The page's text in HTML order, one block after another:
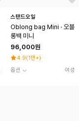
스탠드오일
Oblong bag Mini · 오블
롱백 미니
96,000원
4.9(1만+)
옵션
여성